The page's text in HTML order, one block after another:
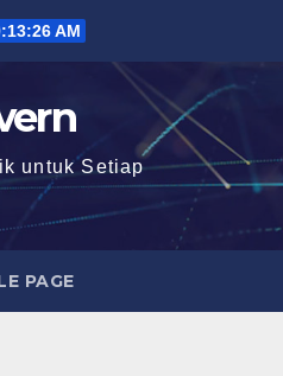
AM
untuk Setiap
PAGE